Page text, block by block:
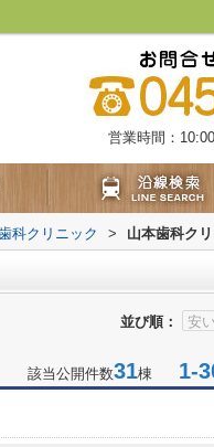
営業時間：
科クリニック > 山本歯科ク
並び順：
該当公開件数31棟 1-